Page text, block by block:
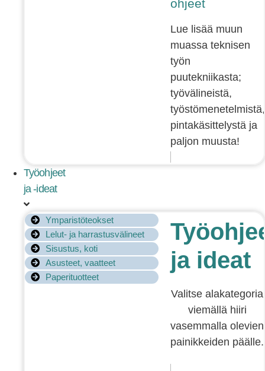
ohjeet
Lue lisää muun
muassa teknisen
työn
puutekniikasta;
työvälineistä,
työstömenetelmistä,
pintakäsittelystä ja
paljon muusta!
Työohjeet
ja -ideat
Ymparistöteokset
Lelut- ja harrastusvälineet
Sisustus, koti
Asusteet, vaatteet
Paperituotteet
ja ideat
Valitse alakategoria
viemällä hiiri
vasemmalla olevien
painikkeiden päälle.